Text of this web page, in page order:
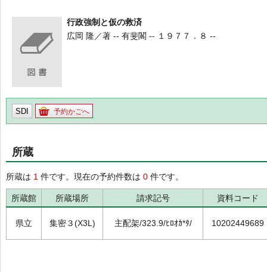
行政強制と仮の救済
広岡 隆／著 -- 有斐閣 -- １９７７．８ --
SDI 予約かごへ
所蔵
所蔵は 1 件です。現在の予約件数は 0 件です。
所蔵館 所蔵場所 請求記号 資料コード
県立 集密３(X3L) 主配架/323.9/ﾋﾛｵｶ*ﾀ/ 10202449689